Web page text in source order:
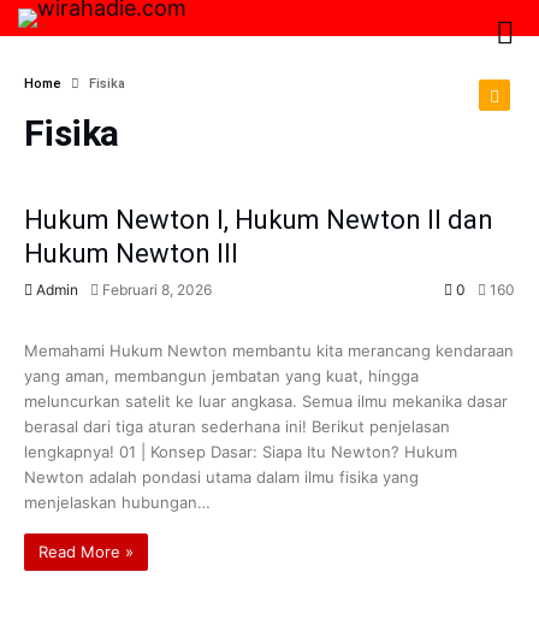
Home Fisika
Fisika
Hukum Newton I, Hukum Newton II dan
Hukum Newton III
Admin Februari 8, 2026 0 160
Memahami Hukum Newton membantu kita merancang kendaraan
yang aman, membangun jembatan yang kuat, hingga
meluncurkan satelit ke luar angkasa. Semua ilmu mekanika dasar
berasal dari tiga aturan sederhana ini! Berikut penjelasan
lengkapnya! 01 | Konsep Dasar: Siapa Itu Newton? Hukum
Newton adalah pondasi utama dalam ilmu fisika yang
menjelaskan hubungan…
Read More »